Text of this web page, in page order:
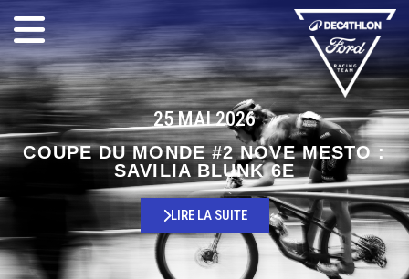
25 MAI 2026
COUPE DU MONDE #2 NOVE MESTO :
SAVILIA BLUNK 6E
LIRE LA SUITE